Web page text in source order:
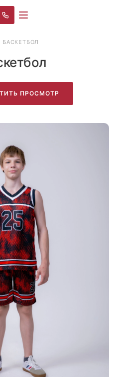
БАСКЕТБОЛ
ПРОСМОТР